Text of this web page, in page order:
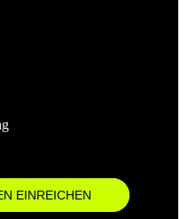
EINREICHEN